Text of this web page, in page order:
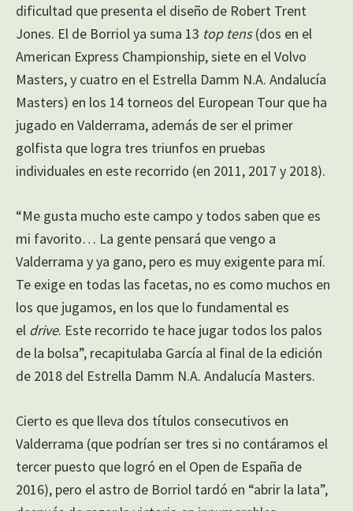
dificultad que presenta el diseño de Robert Trent
Jones. El de Borriol ya suma 13 top tens(dos en el
American Express Championship, siete en el Volvo
Masters, y cuatro en el Estrella Damm N.A. Andalucía
Masters) en los 14 torneos del European Tour que ha
jugado en Valderrama, además de ser el primer
golfista que logra tres triunfos en pruebas
individuales en este recorrido (en 2011, 2017 y 2018).
“Me gusta mucho este campo y todos saben que es
mi favorito… La gente pensará que vengo a
Valderrama y ya gano, pero es muy exigente para mí.
Te exige en todas las facetas, no es como muchos en
los que jugamos, en los que lo fundamental es
el drive. Este recorrido te hace jugar todos los palos
de la bolsa”, recapitulaba García al final de la edición
de 2018 del Estrella Damm N.A. Andalucía Masters.
Cierto es que lleva dos títulos consecutivos en
Valderrama (que podrían ser tres si no contáramos el
tercer puesto que logró en el Open de España de
2016), pero el astro de Borriol tardó en “abrir la lata”,